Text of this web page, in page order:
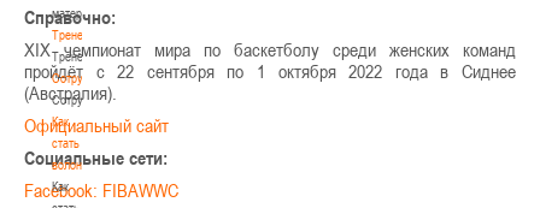
материалы
Тренерам
Тренерам
Сотрудничество
Сотрудничество
Как
стать
волонтером
Как
Справочно:
XIX чемпионат мира по баскетболу среди женских команд
пройдёт с 22 сентября по 1 октября 2022 года в Сиднее
(Австралия).
Официальный сайт
Социальные сети:
Facebook: FIBAWWC